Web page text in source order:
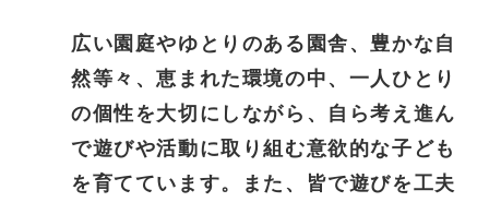
広い園庭やゆとりのある園舎、豊かな自
然等々、恵まれた環境の中、一人ひとり
の個性を大切にしながら、自ら考え進ん
で遊びや活動に取り組む意欲的な子ども
を育てています。
また、皆で遊びを工夫